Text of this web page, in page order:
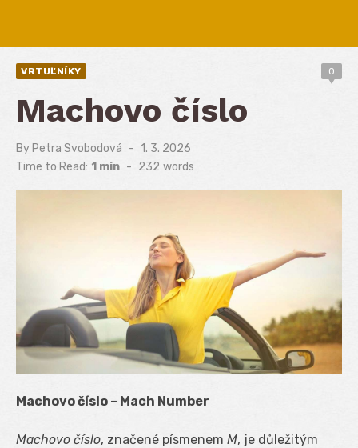
VRTUĽNÍKY 0
Machovo číslo
By Petra Svobodová
Posted
on
1. 3. 2026
Time to Read: 1 min - 232 words
Machovo číslo – Mach Number
Machovo číslo, značené písmenem M, je důležitým